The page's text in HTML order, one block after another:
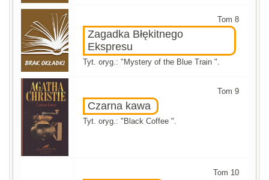
Tom 8
Zagadka Błękitnego
Ekspresu
Tyt. oryg.: "Mystery of the Blue Train ".
Tom 9
Czarna kawa
Tyt. oryg.: "Black Coffee ".
Tom 10